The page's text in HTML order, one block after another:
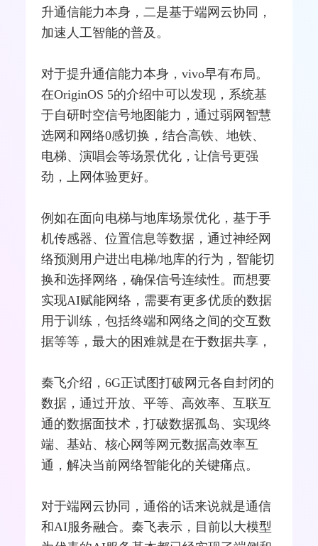
升通信能力本身，二是基于端网云协同，
加速人工智能的普及。
对于提升通信能力本身，vivo早有布局。
在OriginOS 5的介绍中可以发现，系统基
于自研时空信号地图能力，通过弱网智慧
选网和 网络0感切换，结合高铁、地铁、
电梯、演唱会等场景优化，让信号更强
劲，上网体验更好。
例如在面向电梯与地库场景优化，基于手
机传感器、位置信息等数据，通过神经网
络预测用户进出电梯/地库的行为，智能切
换和选择网络，确保信号连续性。而想要
实现AI赋能网络，需要有更多优质的数据
用于训练，包括终端和网络之间的交互数
据等等，最大的困难就是在于数据共享，
秦飞介绍，6G正试图打破网元各自封闭的
数据，通过开放、平等、高效率、互联互
通的数据面技术，打破数据孤岛、实现终
端、基站、核心网等网元数据高效率互
通，解决当前网络智能化的关键痛点。
对于端网云协同，通俗的话来说就是通信
和AI服务融合。秦飞表示，目前以大模型